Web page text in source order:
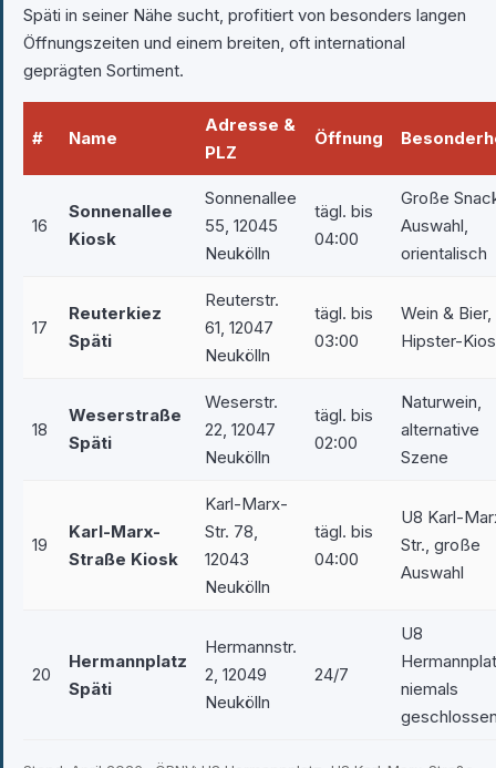
Späti in seiner Nähe sucht, profitiert von besonders langen
Öffnungszeiten und einem breiten, oft international
geprägten Sortiment.
# Name
Adresse &
PLZ
Öffnung
16
Sonnenallee
Kiosk
Sonnenallee
55, 12045
Neukölln
tägl. bis
04:00
Große
Auswahl,
orientalisch
17
Reuterkiez
Späti
Reuterstr.
61, 12047
Neukölln
tägl. bis
03:00
Wein & Bier,
Hipster-
18
Weserstraße
Späti
Weserstr.
22, 12047
Neukölln
tägl. bis
02:00
Naturwein,
alternative
Szene
19
Karl-Marx-
Straße Kiosk
Karl-Marx-
Str. 78,
12043
Neukölln
tägl. bis
04:00
U8 Karl-
Str., große
Auswahl
20
Hermannplatz
Späti
Hermannstr.
2, 12049
Neukölln
24/7
U8
niemals